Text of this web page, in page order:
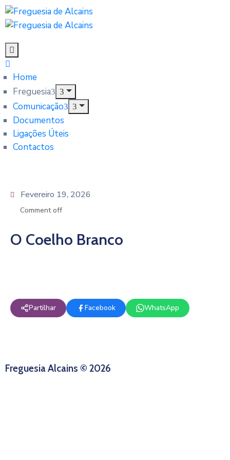
Home
Freguesia
Comunicação
Documentos
Ligações Úteis
Contactos
Fevereiro 19, 2026
Comment off
O Coelho Branco
Partilhar Facebook WhatsApp
Freguesia Alcains © 2026